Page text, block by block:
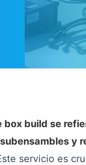
box build se
y
servicio es